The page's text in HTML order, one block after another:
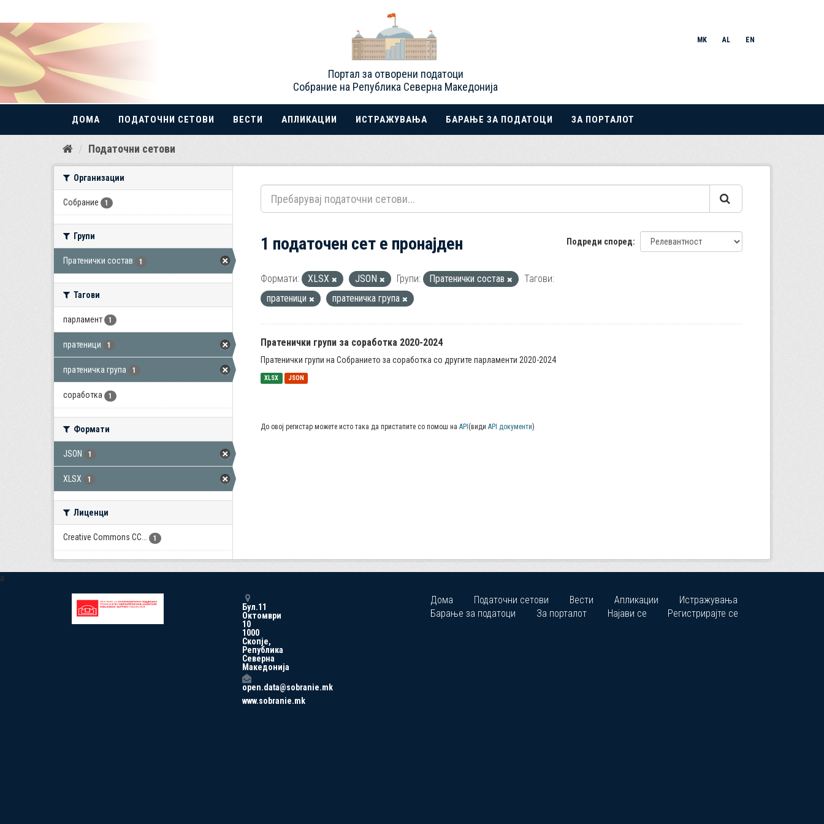
Прескокнете
Портал за отворени податоци
Собрание на Република Северна Македонија
MK AL EN
ДОМА ПОДАТОЧНИ СЕТОВИ ВЕСТИ АПЛИКАЦИИ ИСТРАЖУВАЊА БАРАЊЕ ЗА ПОДАТОЦИ ЗА ПОРТАЛОТ
Податочни сетови
Организации
Собрание 1
Групи
Пратенички состав 1
Тагови
парламент 1
пратеници 1
пратеничка група 1
соработка 1
Формати
JSON 1
XLSX 1
Лиценци
Creative Commons CC... 1
Подреди според
1 податочен сет е пронајден
Формати: XLSX JSON Групи: Пратенички состав
Тагови:
пратеници
пратеничка група
Пратенички групи за соработка 2020-2024
Пратенички групи на Собранието за соработка со другите парламенти 2020-2024
XLSX JSON
До овој регистар можете исто така да пристапите со помош на API (види API документи)
a
Бул.11
Октомври
10
1000
Скопје,
Република
Северна
Македонија
open.data@sobranie.mk
www.sobranie.mk
Дома Податочни сетови Вести Апликации
Истражувања
Барање за податоци
За порталот Најави се Регистрирајте се